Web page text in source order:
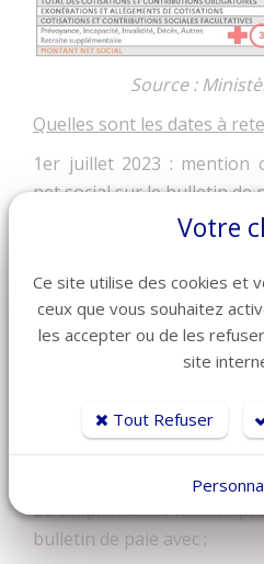
Source :
Quelles sont les dates à
1er juillet 2023 : mention
net social sur le bulletin de
2024 : déclaration par
concernés +
retrouver le montant total
sociaux sur le site
les bulletins de salaire
nouveauté.
A compter du 1er janvier
de simplification, l’arrêté
bulletin de paie avec :
Votre
Ce site utilise des cookies et
ceux que vous souhaitez
les accepter ou de les
site
Tout Refuser